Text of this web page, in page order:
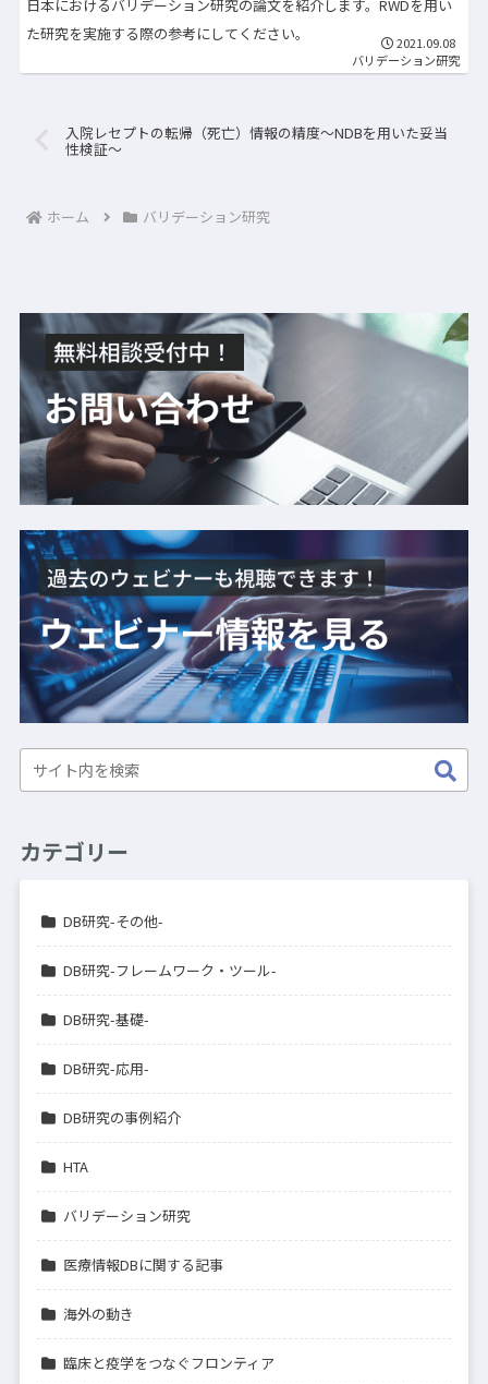
日本におけるバリデーション研究の論文を紹介します。RWDを用い
た研究を実施する際の参考にしてください。
2021.09.08
バリデーション研究
入院レセプトの転帰（死亡）情報の精度〜NDBを用いた妥当
性検証〜
ホーム バリデーション研究
カテゴリー
DB研究-その他-
DB研究-フレームワーク・ツール-
DB研究-基礎-
DB研究-応用-
DB研究の事例紹介
HTA
バリデーション研究
医療情報DBに関する記事
海外の動き
臨床と疫学をつなぐフロンティア